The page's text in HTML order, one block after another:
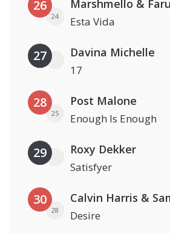
26
24
Marshmello &
Esta Vida
27 Davina Michelle
17
28
25
Post Malone
Enough Is Enough
29 Roxy Dekker
Satisfyer
30
28
Calvin Harris &
Desire